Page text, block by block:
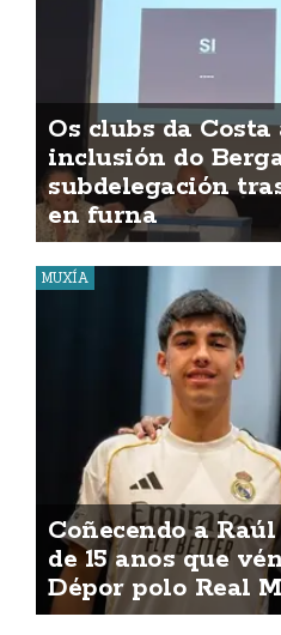
Os clubs da
inclusión do
subdelegación
en furna
MUXÍA
Coñecendo a
de 15 anos que
Dépor polo Real